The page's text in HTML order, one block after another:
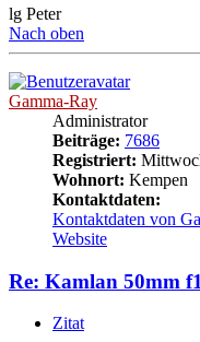
lg Peter
Nach oben
Gamma-Ray
Administrator
Beiträge: 7686
Registriert:
Wohnort: Kempen
Kontaktdaten:
Kontaktdaten von
Website
Re: Kamlan 50mm
Zitat